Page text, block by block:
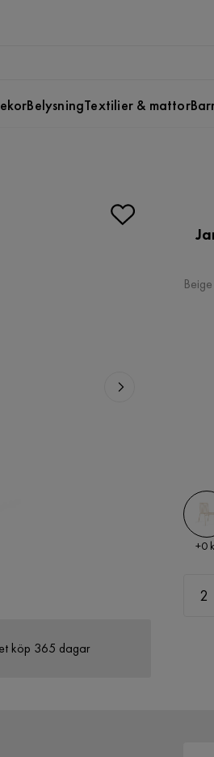
BelysningTextilier & mattor
köp 365 dagar
Beige
Pris
+0